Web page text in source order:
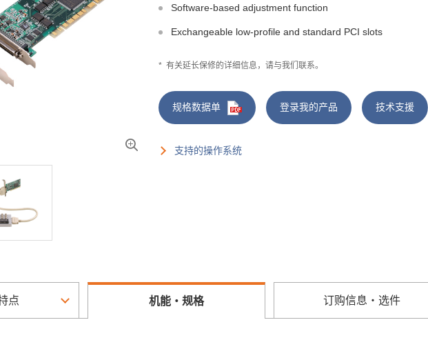
Software-based adjustment function
Exchangeable low-profile and standard PCI slots
* 有关延长保修的详细信息，请与我们联系。
规格数据单 登录我的产品 技术支援
支持的操作系统
点 机能・规格 订购信息・选件